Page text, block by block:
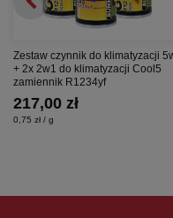
Zestaw czynnik do klimatyzacji
+ 2x 2w1 do klimatyzacji Cool5
zamiennik R1234yf
217,00 zł
0,75 zł / g